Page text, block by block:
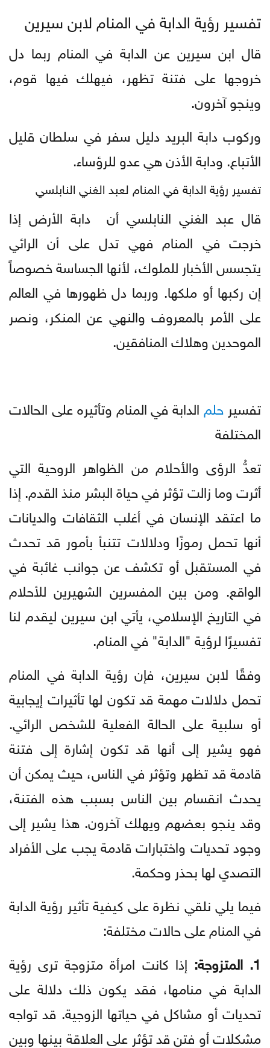
تفسير رؤية الدابة في المنام لابن سيرين
قال ابن سیرین عن الدابة في المنام ربما دل
خروجها على فتنة تظهر، فيهلك فيها قوم،
وينجو آخرون.
وركوب دابة البريد دليل سفر في سلطان قليل
الأتباع. ودابة الأذن هي عدو للرؤساء.
تفسير رؤية الدابة في المنام لعبد الغني النابلسي
قال عبد الغني النابلسي أن دابة الأرض إذا
خرجت في المنام فهي تدل على أن الرائي
يتجسس الأخبار للملوك، لأنها الجساسة خصوصاً
إن ركبها أو ملكها. وربما دل ظهورها في العالم
على الأمر بالمعروف والنهي عن المنكر، ونصر
الموحدين وهلاك المنافقين.
تفسير حلم الدابة في المنام وتأثيره على الحالات
المختلفة
تعدُّ الرؤى والأحلام من الظواهر الروحية التي
أثرت وما زالت تؤثر في حياة البشر منذ القدم. إذا
ما اعتقد الإنسان في أغلب الثقافات والديانات
أنها تحمل رموزًا ودلالات تتنبأ بأمور قد تحدث
في المستقبل أو تكشف عن جوانب غائبة في
الواقع. ومن بين المفسرين الشهيرين للأحلام
في التاريخ الإسلامي، يأتي ابن سيرين ليقدم لنا
تفسيرًا لرؤية "الدابة" في المنام.
وفقًا لابن سيرين، فإن رؤية الدابة في المنام
تحمل دلالات مهمة قد تكون لها تأثيرات إيجابية
أو سلبية على الحالة الفعلية للشخص الرائي.
فهو يشير إلى أنها قد تكون إشارة إلى فتنة
قادمة قد تظهر وتؤثر في الناس، حيث يمكن أن
يحدث انقسام بين الناس بسبب هذه الفتنة،
وقد ينجو بعضهم ويهلك آخرون. هذا يشير إلى
وجود تحديات واختبارات قادمة يجب على الأفراد
التصدي لها بحذر وحكمة.
فيما يلي نلقي نظرة على كيفية تأثير رؤية الدابة
في المنام على حالات مختلفة:
1. المتزوجة:
إذا كانت امرأة متزوجة ترى رؤية
الدابة في منامها، فقد يكون ذلك دلالة على
تحديات أو مشاكل في حياتها الزوجية. قد تواجه
مشكلات أو فتن قد تؤثر على العلاقة بينها وبين